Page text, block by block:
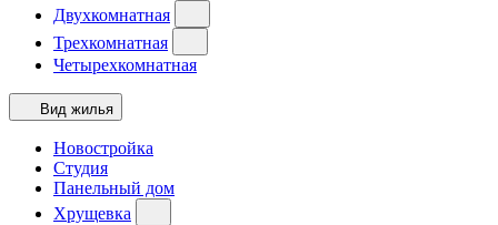
Двухкомнатная
Трехкомнатная
Четырехкомнатная
Вид жилья
Новостройка
Студия
Панельный дом
Хрущевка